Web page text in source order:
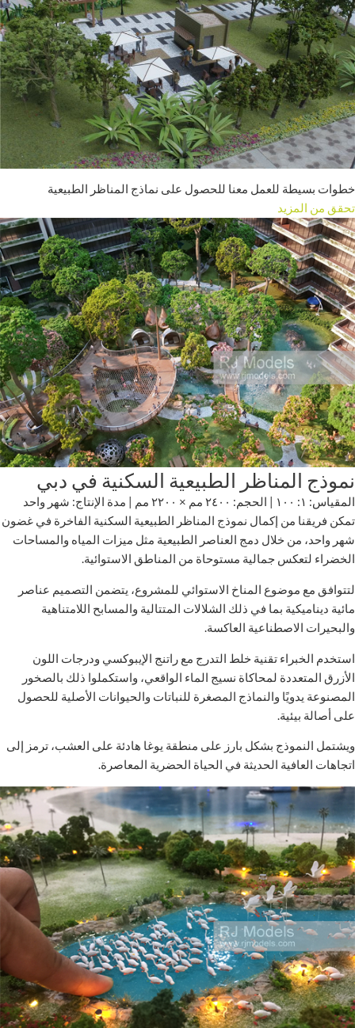
خطوات بسيطة للعمل معنا للحصول على نماذج المناظر الطبيعية
تحقق من المزيد
نموذج المناظر الطبيعية السكنية في دبي
المقياس: ١: ١٠٠ | الحجم: ٢٤٠٠ مم × ٢٢٠٠ مم | مدة الإنتاج: شهر واحد
تمكن فريقنا من إكمال نموذج المناظر الطبيعية السكنية الفاخرة في غضون
شهر واحد، من خلال دمج العناصر الطبيعية مثل ميزات المياه والمساحات
الخضراء لتعكس جمالية مستوحاة من المناطق الاستوائية.
لتتوافق مع موضوع المناخ الاستوائي للمشروع، يتضمن التصميم عناصر
مائية ديناميكية بما في ذلك الشلالات المتتالية والمسابح اللامتناهية
والبحيرات الاصطناعية العاكسة.
استخدم الخبراء تقنية خلط التدرج مع راتنج الإيبوكسي ودرجات اللون
الأزرق المتعددة لمحاكاة نسيج الماء الواقعي، واستكملوا ذلك بالصخور
المصنوعة يدويًا والنماذج المصغرة للنباتات والحيوانات الأصلية للحصول
على أصالة بيئية.
ويشتمل النموذج بشكل بارز على منطقة يوغا هادئة على العشب، ترمز إلى
اتجاهات العافية الحديثة في الحياة الحضرية المعاصرة.